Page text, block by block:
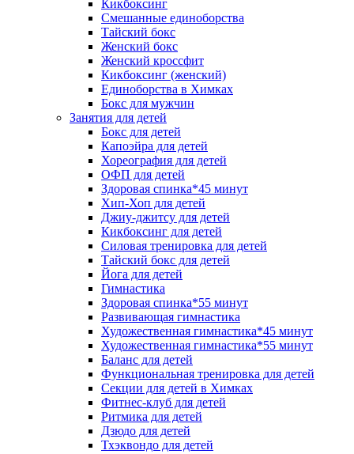
Кикбоксинг
Смешанные единоборства
Тайский бокс
Женский бокс
Женский кроссфит
Кикбоксинг (женский)
Единоборства в Химках
Бокс для мужчин
Занятия для детей
Бокс для детей
Капоэйра для детей
Хореография для детей
ОФП для детей
Здоровая спинка*45 минут
Хип-Хоп для детей
Джиу-джитсу для детей
Кикбоксинг для детей
Силовая тренировка для детей
Тайский бокс для детей
Йога для детей
Гимнастика
Здоровая спинка*55 минут
Развивающая гимнастика
Художественная гимнастика*45 минут
Художественная гимнастика*55 минут
Баланс для детей
Функциональная тренировка для детей
Секции для детей в Химках
Фитнес-клуб для детей
Ритмика для детей
Дзюдо для детей
Тхэквондо для детей